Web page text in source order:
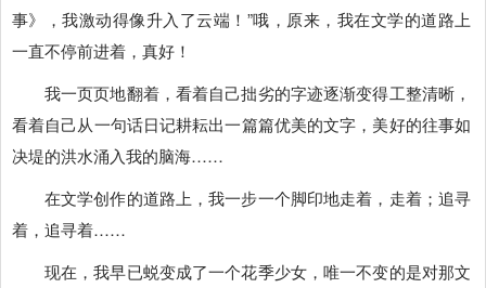
事》，我激动得像升入了云端！”哦，原来，我在文学的道路上
一直不停前进着，真好！
我一页页地翻着，看着自己拙劣的字迹逐渐变得工整清晰，
看着自己从一句话日记耕耘出一篇篇优美的文字，美好的往事如
决堤的洪水涌入我的脑海……
在文学创作的道路上，我一步一个脚印地走着，走着；追寻
着，追寻着……
现在，我早已蜕变成了一个花季少女，唯一不变的是对那文